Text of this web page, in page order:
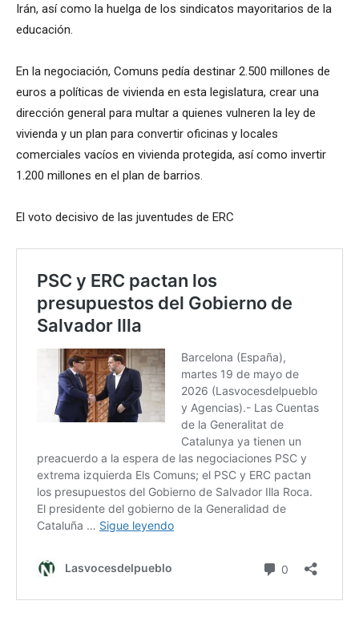
Irán, así como la huelga de los sindicatos mayoritarios de la
educación.
En la negociación, Comuns pedía destinar 2.500 millones de
euros a políticas de vivienda en esta legislatura, crear una
dirección general para multar a quienes vulneren la ley de
vivienda y un plan para convertir oficinas y locales
comerciales vacíos en vivienda protegida, así como invertir
1.200 millones en el plan de barrios.
El voto decisivo de las juventudes de ERC